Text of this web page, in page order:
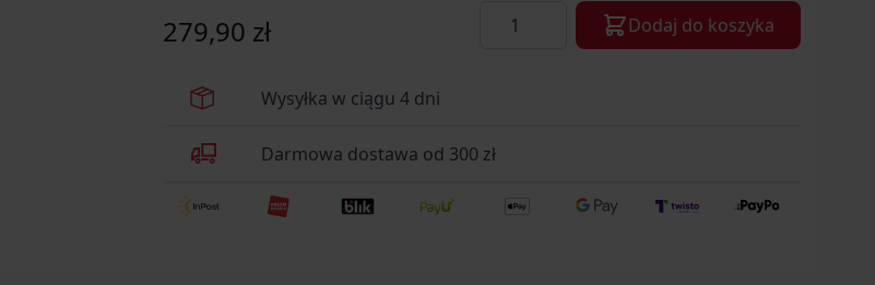
279,90 zł Ilość Dodaj do koszyka
Wysyłka w ciągu 4 dni
Darmowa dostawa od 300 zł